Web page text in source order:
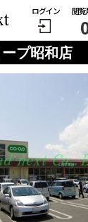
ログイン 閲覧
プ昭和店